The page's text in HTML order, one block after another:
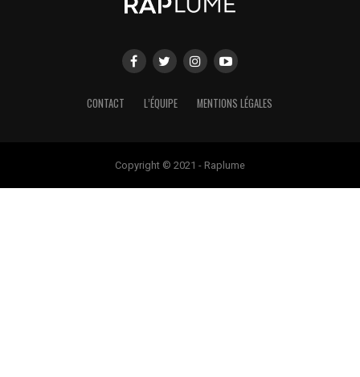
CONTACT L’ÉQUIPE MENTIONS LÉGALES
Copyright © 2021 - Raplume